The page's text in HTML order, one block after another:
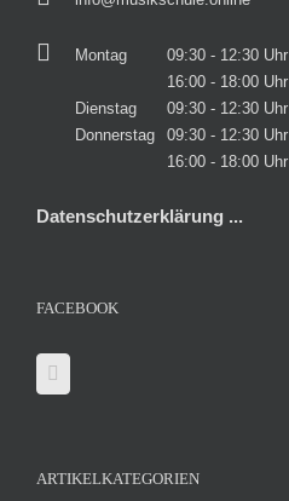
Montag
09:30 - 12:30 Uhr
16:00 - 18:00 Uhr
Dienstag
09:30 - 12:30 Uhr
Donnerstag
09:30 - 12:30 Uhr
16:00 - 18:00 Uhr
Datenschutzerklärung ...
FACEBOOK
ARTIKELKATEGORIEN